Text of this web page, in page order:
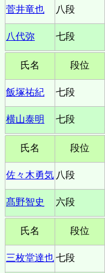
菅井竜也
八段
八代弥 七段
氏名 段位
飯塚祐紀
七段
横山泰明
七段
氏名 段位
佐々木勇気 八段
髙野智史 六段
氏名 段位
三枚堂達也七段